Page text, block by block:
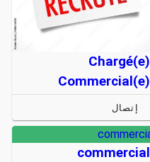
Chargé(e)
Commercial(e)
إتصال
commercial